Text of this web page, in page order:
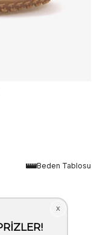
Beden Tablosu